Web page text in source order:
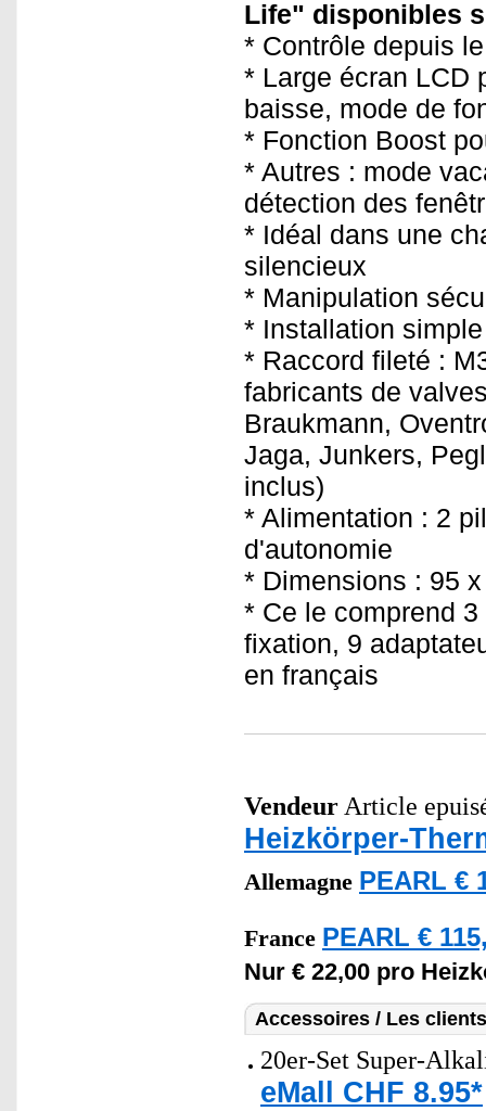
Life" disponibles
* Contrôle depuis
* Large écran LCD
baisse, mode de
* Fonction Boost
* Autres : mode
détection des
* Idéal dans une
silencieux
* Manipulation
* Installation
* Raccord fileté :
fabricants de
Braukmann,
Jaga, Junkers,
inclus)
* Alimentation : 2
d'autonomie
* Dimensions : 95
* Ce le comprend
fixation, 9
en français
Vendeur Article
Heizkörper-
Allemagne PEARL €
France PEARL €
Nur € 22,00 pro
Accessoires / Les
20er-Set Super-
eMall CHF 8.95*